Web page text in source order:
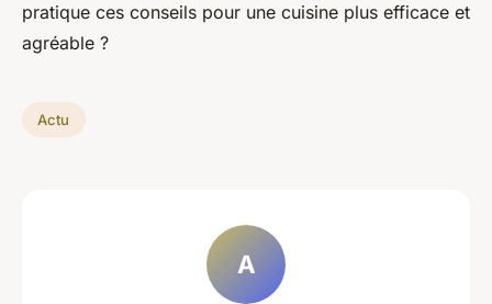
pratique ces conseils pour une cuisine plus efficace et
agréable ?
Actu
A